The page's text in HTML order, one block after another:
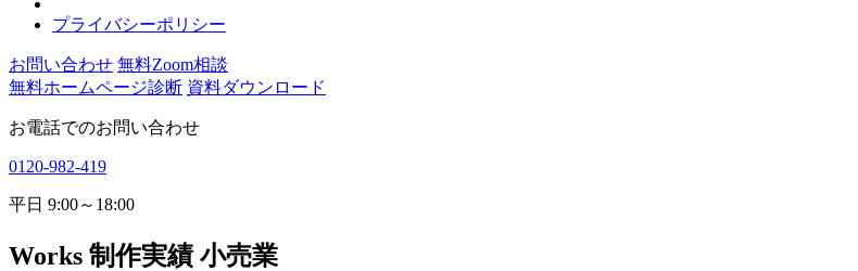
プライバシーポリシー
お問い合わせ 無料Zoom相談
無料ホームページ診断 資料ダウンロード
お電話でのお問い合わせ
0120-982-419
平日 9:00～18:00
Works 制作実績 小売業